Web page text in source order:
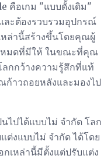
คือเกม "แบบดั้งเดิม"
ะต้องรวบรวมอุปกรณ์
ล่านี้สร้างขึ้นโดยคุณผู้
หมดที่มีให้ ในขณะที่คุณ
ลกกว้างความรู้สึกที่แท้
ก้าวถอยหลังและมองไป
ไปได้แบบไม่ จำกัด โลก
งแบบไม่ จำกัด ได้โดย
กเหล่านี้มีตั้งแต่ปรับแต่ง